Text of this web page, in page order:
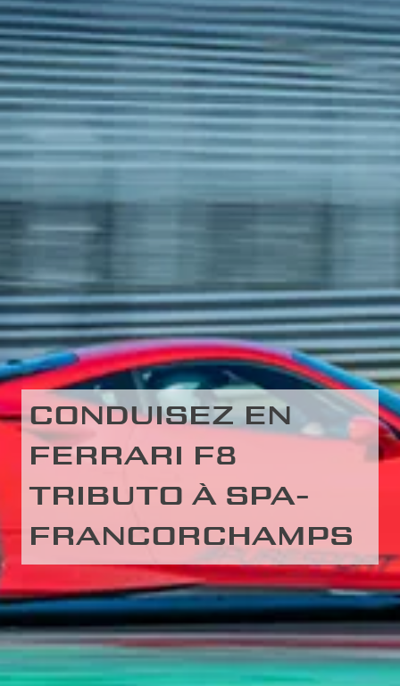
CONDUISEZ EN
FERRARI F8
TRIBUTO À SPA-
FRANCORCHAMPS